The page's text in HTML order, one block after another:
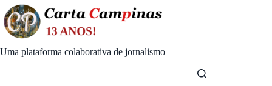
Skip
to
content
Uma plataforma colaborativa de jornalismo